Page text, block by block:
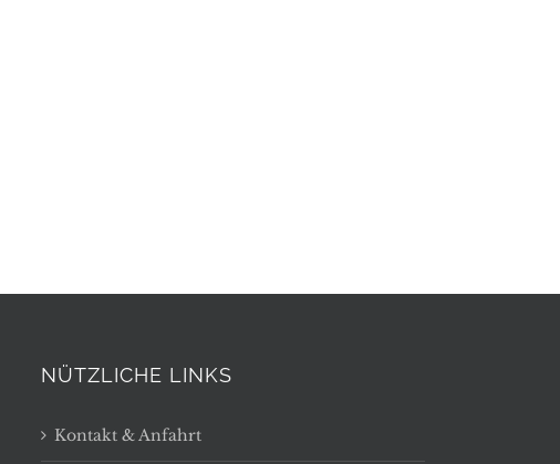
NÜTZLICHE LINKS
Kontakt & Anfahrt